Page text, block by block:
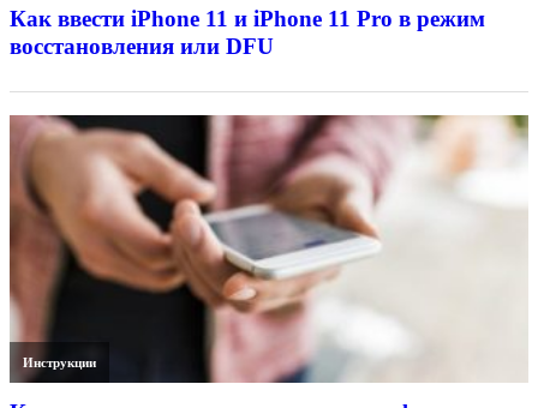
Как ввести iPhone 11 и iPhone 11 Pro в режим
восстановления или DFU
Инструкции